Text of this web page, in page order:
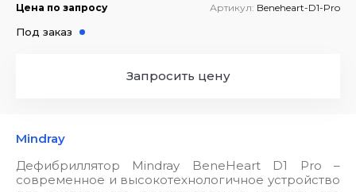
Mindray
Дефибриллятор Mindray BeneHeart D1 Pro –
современное и высокотехнологичное устройство
Цена по запросу Артикул: Beneheart-D1-Pro
Под заказ
Запросить цену